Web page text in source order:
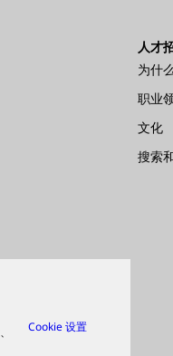
人才
为什
职业
文化
搜索
Cookie 设置